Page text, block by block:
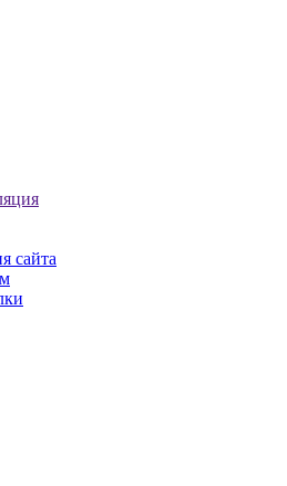
сайта